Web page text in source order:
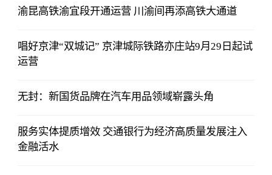
渝昆高铁渝宜段开通运营 川渝间再添高铁大通道
唱好京津“双城记” 京津城际铁路亦庄站9月29日起试
运营
无封：新国货品牌在汽车用品领域崭露头角
服务实体提质增效 交通银行为经济高质量发展注入
金融活水